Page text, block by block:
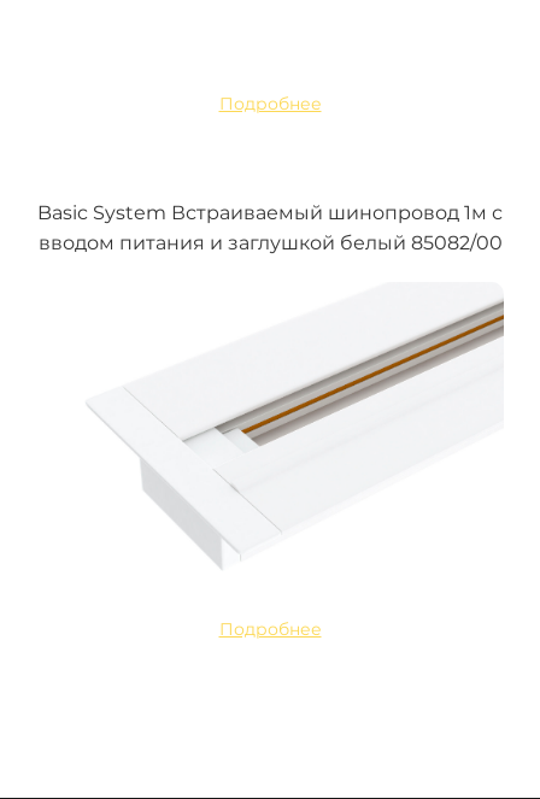
Подробнее
Basic System Встраиваемый шинопровод 1м с
вводом питания и заглушкой белый 85082/00
Подробнее